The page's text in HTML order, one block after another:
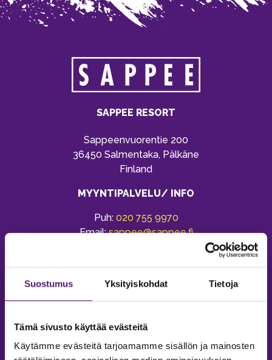
Suostumus Yksityiskohdat Tietoja
Tämä sivusto käyttää evästeitä
Käytämme evästeitä tarjoamamme sisällön ja mainosten
SAPPEE RESORT
Sappeenvuorentie 200
36450 Salmentaka, Pälkäne
Finland
MYYNTIPALVELU/ INFO
Puh: 020 755 9970
Email:sappee@sappee.fi